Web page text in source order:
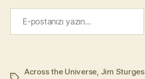
E-postanızı yazın…
Across the Universe Jim